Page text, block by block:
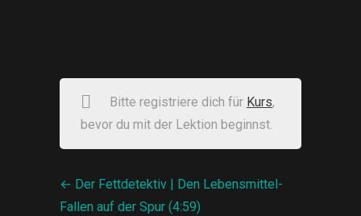
Bitte registriere dich für Kurs,
bevor du mit der Lektion beginnst.
Der Fettdetektiv | Den Lebensmittel-
Fallen auf der Spur (4:59)